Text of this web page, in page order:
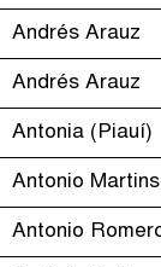
Andrés Arauz
Andrés Arauz
Antonia (Piauí)
Antonio Martins
Antonio